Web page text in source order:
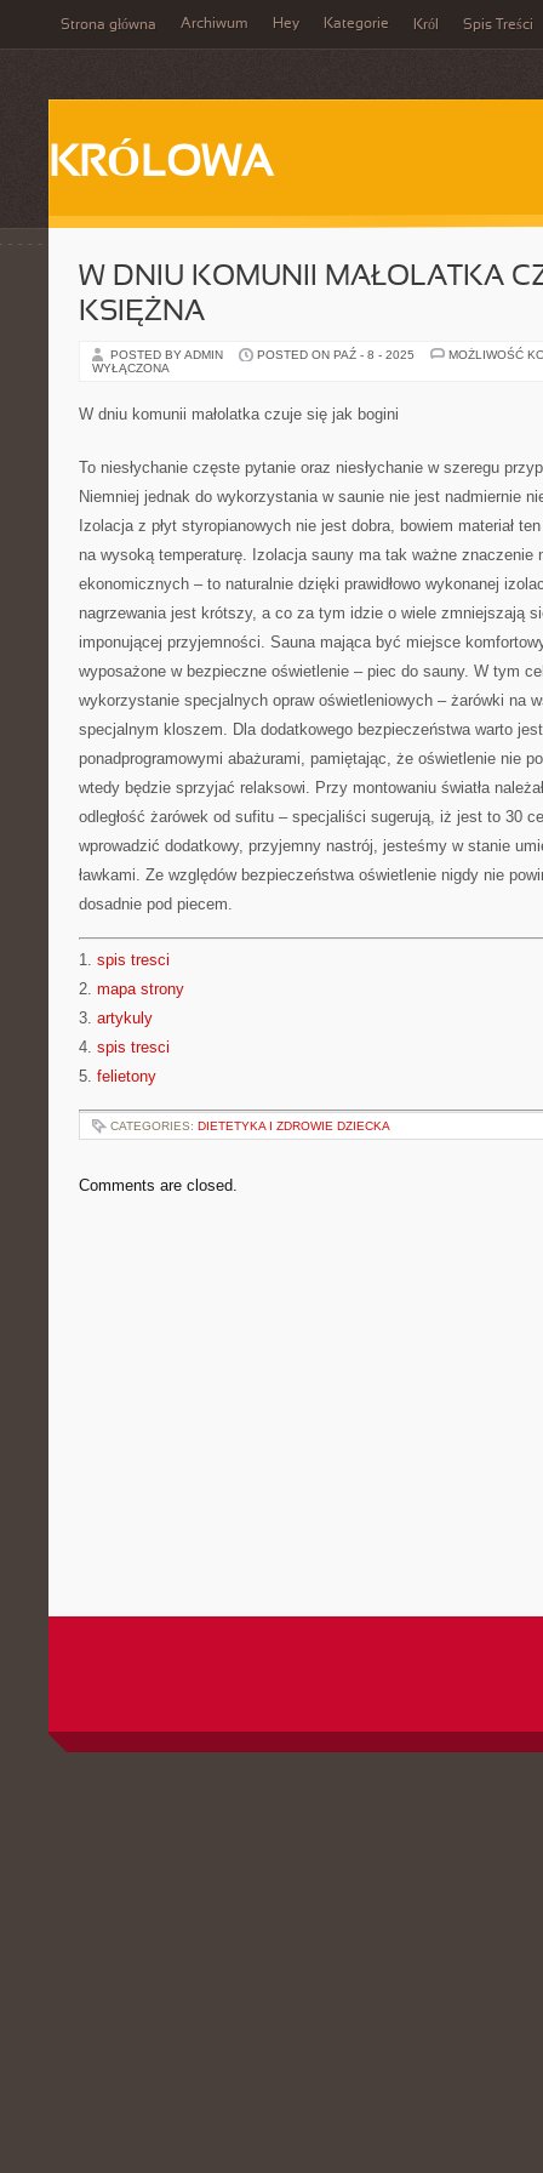
Strona główna Archiwum Hey Kategorie Król Spis Treści
KRÓLOWA
W DNIU KOMUNII MAŁOLATKA
KSIĘŻNA
POSTED BY ADMIN POSTED ON PAŹ - 8 - 2025
MOŻLIWOŚĆ
WYŁĄCZONA
W dniu komunii małolatka czuje się jak bogini
To niesłychanie częste pytanie oraz niesłychanie w szeregu
Niemniej jednak do wykorzystania w saunie nie jest nadmiernie
Izolacja z płyt styropianowych nie jest dobra, bowiem materiał
na wysoką temperaturę. Izolacja sauny ma tak ważne znaczenie
ekonomicznych – to naturalnie dzięki prawidłowo wykonanej
nagrzewania jest krótszy, a co za tym idzie o wiele zmniejszają
imponującej przyjemności. Sauna mająca być miejsce
wyposażone w bezpieczne oświetlenie – piec do sauny. W tym
wykorzystanie specjalnych opraw oświetleniowych – żarówki na
specjalnym kloszem. Dla dodatkowego bezpieczeństwa warto
ponadprogramowymi abażurami, pamiętając, że oświetlenie nie
wtedy będzie sprzyjać relaksowi. Przy montowaniu światła
odległość żarówek od sufitu – specjaliści sugerują, iż jest to 30
wprowadzić dodatkowy, przyjemny nastrój, jesteśmy w stanie
ławkami. Ze względów bezpieczeństwa oświetlenie nigdy nie
dosadnie pod piecem.
1. spis tresci
2. mapa strony
3. artykuly
4. spis tresci
5. felietony
CATEGORIES: DIETETYKA I ZDROWIE DZIECKA
Comments are closed.